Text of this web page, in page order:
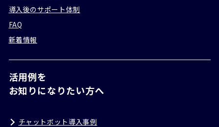
導入後のサポート体制
FAQ
新着情報
活用例を
お知りになりたい方へ
チャットボット導入事例